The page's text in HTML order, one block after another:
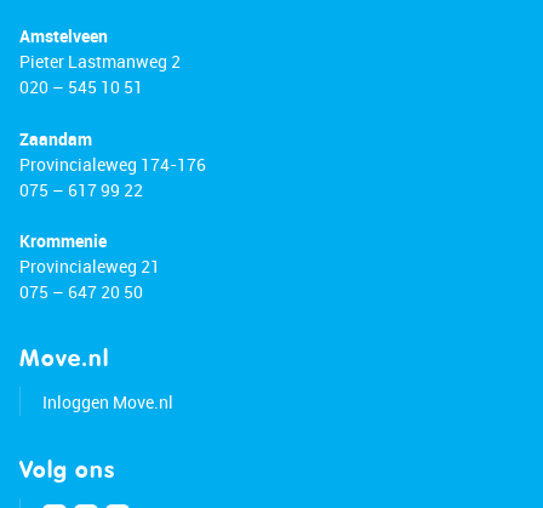
Amstelveen
Pieter Lastmanweg 2
020 – 545 10 51
Zaandam
Provincialeweg 174-176
075 – 617 99 22
Krommenie
Provincialeweg 21
075 – 647 20 50
Move.nl
Inloggen Move.nl
Volg ons